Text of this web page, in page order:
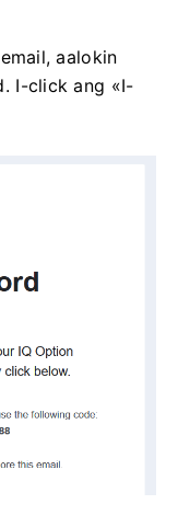
aalokin
I-click ang «I-